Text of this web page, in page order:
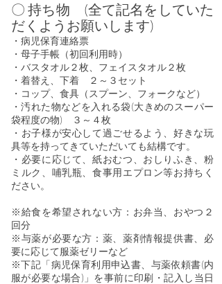
〇 持ち物 (全て記名を​していた
だくようお願い します)​
・病児保育連絡票
​・母子手帳（初回利用時）
​・バスタオル２枚、フェイスタオル２枚
・着替え、下着 ２～３セット
・コップ、食具（スプーン、フォークなど）
・汚れた物などを入れる袋(大きめのスーパー
袋程度の物) ３～４枚
・お子様が安心して過ごせるよう、好きな玩
具等を持ってきていただいても結構です。
・必要に応じて、紙おむつ、おしりふき、粉
ミルク、哺乳瓶、食事用エプロン等お持ちく
ださい。
※給食を希望されない方：お弁当、おやつ２
回分
※与薬が必要な方：薬、薬剤情報提供書、必
要に応じて服薬ゼリーなど​
※下記「病児保育利用申込書、与薬依頼書(内
服が必要な場合)」を事前に印刷・​記入し当日